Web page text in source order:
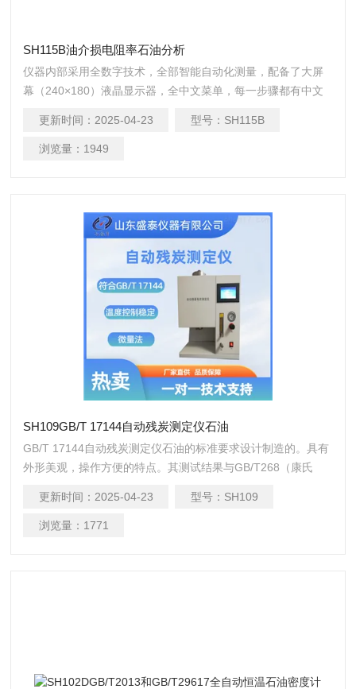
SH115B油介损电阻率石油分析
仪器内部采用全数字技术，全部智能自动化测量，配备了大屏
幕（240×180）液晶显示器，全中文菜单，每一步骤都有中文
练使用 石油分析 油介损电阻率石油分析 SH115B
更新时间： 2025-04-23 型号： SH115B
浏览量： 1949
SH109GB/T 17144自动残炭测定仪石油
GB/T 17144自动残炭测定仪石油的标准要求设计制造的。具有
外形美观，操作方便的特点。其测试结果与GB/T268（康氏
馏分油组成的石油产品。
更新时间： 2025-04-23 型号： SH109
浏览量： 1771